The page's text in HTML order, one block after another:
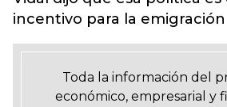
incentivo para la
Toda la información del
económico, empresarial y